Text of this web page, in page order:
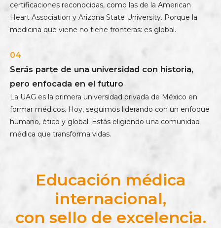
certificaciones reconocidas, como las de la American
Heart Association y Arizona State University. Porque la
medicina que viene no tiene fronteras: es global.
04
Serás parte de una universidad con historia,
pero enfocada en el futuro
La UAG es la primera universidad privada de México en
formar médicos. Hoy, seguimos liderando con un enfoque
humano, ético y global. Estás eligiendo una comunidad
médica que transforma vidas.
Educación médica
internacional,
con sello de excelencia.